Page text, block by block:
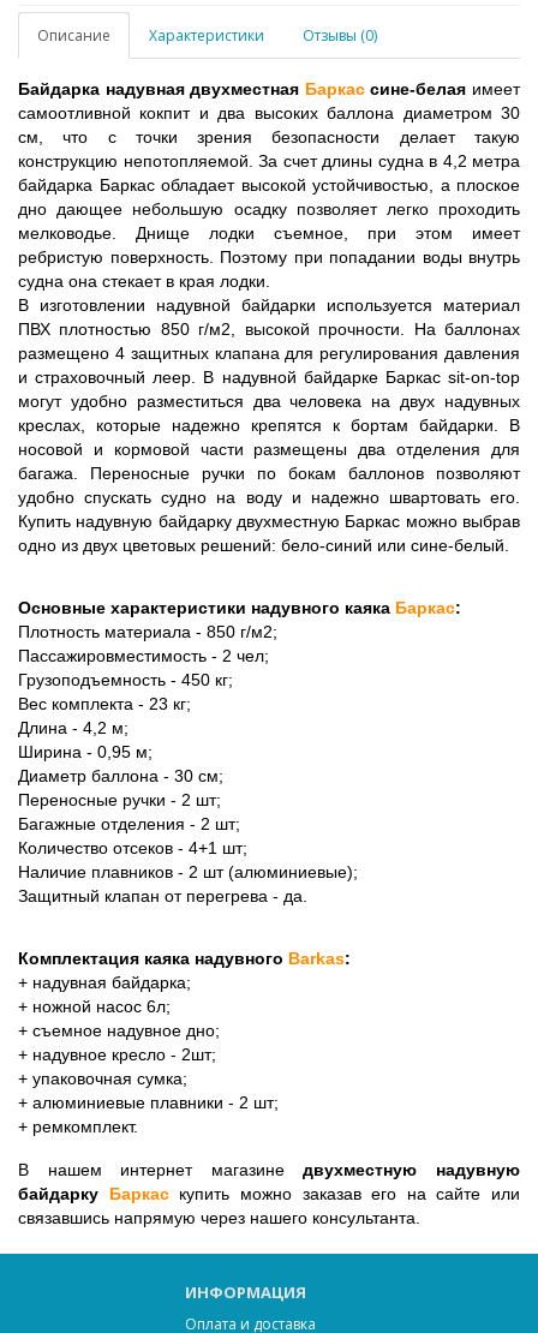
Описание Характеристики Отзывы (0)
Байдарка надувная двухместная Баркас сине-белая имеет
самоотливной кокпит и два высоких баллона диаметром 30
см, что с точки зрения безопасности делает такую
конструкцию непотопляемой. За счет длины судна в 4,2 метра
байдарка Баркас обладает высокой устойчивостью, а плоское
дно дающее небольшую осадку позволяет легко проходить
мелководье. Днище лодки съемное, при этом имеет
ребристую поверхность. Поэтому при попадании воды внутрь
судна она стекает в края лодки.
В изготовлении надувной байдарки используется материал
ПВХ плотностью 850 г/м2, высокой прочности. На баллонах
размещено 4 защитных клапана для регулирования давления
и страховочный леер. В надувной байдарке Баркас sit-on-top
могут удобно разместиться два человека на двух надувных
креслах, которые надежно крепятся к бортам байдарки. В
носовой и кормовой части размещены два отделения для
багажа. Переносные ручки по бокам баллонов позволяют
удобно спускать судно на воду и надежно швартовать его.
Купить надувную байдарку двухместную Баркас можно выбрав
одно из двух цветовых решений: бело-синий или сине-белый.
Основные характеристики надувного каяка Баркас:
Плотность материала - 850 г/м2;
Пассажировместимость - 2 чел;
Грузоподъемность - 450 кг;
Вес комплекта - 23 кг;
Длина - 4,2 м;
Ширина - 0,95 м;
Диаметр баллона - 30 см;
Переносные ручки - 2 шт;
Багажные отделения - 2 шт;
Количество отсеков - 4+1 шт;
Наличие плавников - 2 шт (алюминиевые);
Защитный клапан от перегрева - да.
Комплектация каяка надувного Barkas:
+ надувная байдарка;
+ ножной насос 6л;
+ съемное надувное дно;
+ надувное кресло - 2шт;
+ упаковочная сумка;
+ алюминиевые плавники - 2 шт;
+ ремкомплект.
В нашем интернет магазине двухместную надувную
байдарку Баркас купить можно заказав его на сайте или
связавшись напрямую через нашего консультанта.
ИНФОРМАЦИЯ
Оплата и доставка